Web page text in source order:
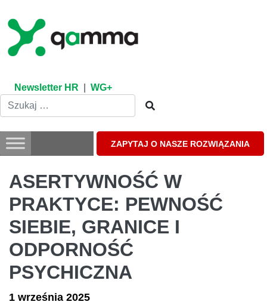
content
Newsletter HR WG+
ZAPYTAJ O NASZE ROZWIĄZANIA
ASERTYWNOŚĆ W
PRAKTYCE: PEWNOŚĆ
SIEBIE, GRANICE I
ODPORNOŚĆ
PSYCHICZNA
1 września 2025